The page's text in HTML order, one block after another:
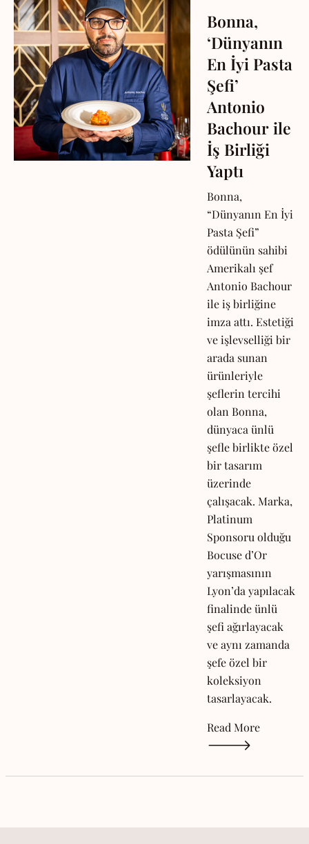
Bonna,
‘Dünyanın
En İyi Pasta
Şefi’
Antonio
Bachour ile
İş Birliği
Yaptı
Bonna,
“Dünyanın En İyi
Pasta Şefi”
ödülünün sahibi
Amerikalı şef
Antonio Bachour
ile iş birliğine
imza attı. Estetiği
ve işlevselliği bir
arada sunan
ürünleriyle
şeflerin tercihi
olan Bonna,
dünyaca ünlü
şefle birlikte özel
bir tasarım
üzerinde
çalışacak. Marka,
Platinum
Sponsoru olduğu
Bocuse d’Or
yarışmasının
Lyon’da yapılacak
finalinde ünlü
şefi ağırlayacak
ve aynı zamanda
şefe özel bir
koleksiyon
tasarlayacak.
Read More